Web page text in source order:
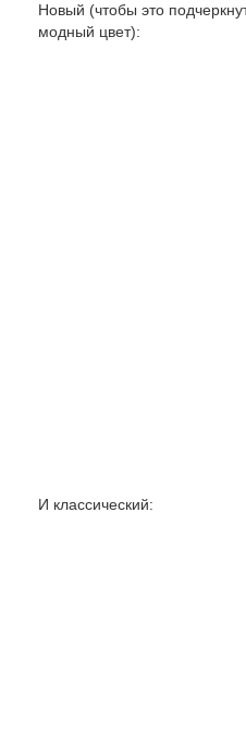
Новый (чтобы это
модный цвет):
И классический: